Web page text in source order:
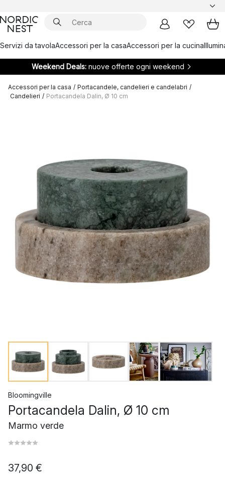
Servizi da tavolaAccessori per la casaAccessori per la cucina
Weekend Deals: nuove offerte ogni weekend
Accessori per la casa / Portacandele, candelieri e candelabri /
Candelieri / Portacandela Dalin, Ø 10 cm
Bloomingville
Portacandela Dalin, Ø 10 cm
Marmo verde
37,90 €